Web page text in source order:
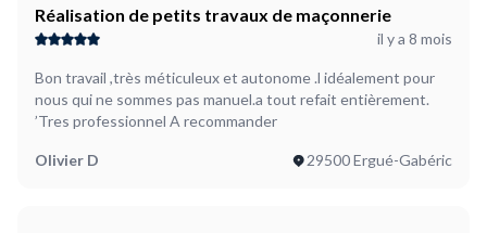
Réalisation de petits travaux de maçonnerie
il y a 8 mois
Bon travail ,très méticuleux et autonome .l idéalement pour
nous qui ne sommes pas manuel.a tout refait entièrement.
’Tres professionnel A recommander
Olivier D 29500 Ergué-Gabéric